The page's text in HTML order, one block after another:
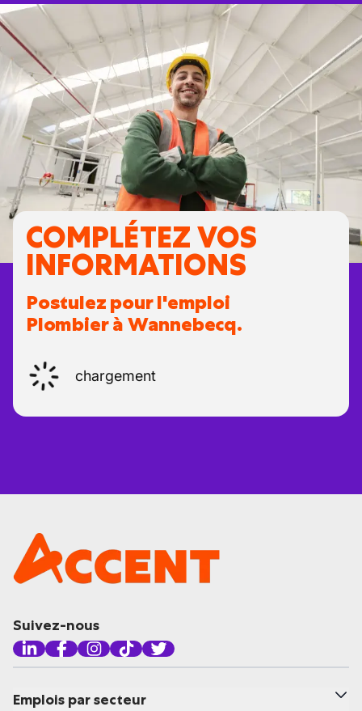
COMPLÉTEZ VOS
INFORMATIONS
Postulez pour l'emploi
Plombier à Wannebecq.
chargement
Suivez-nous
Emplois par secteur